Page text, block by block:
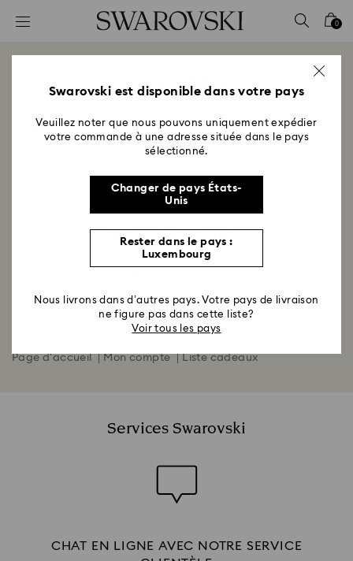
Accesskeys list
2 - Footer
0
Ma Wishlist
Envie d’avoir tous vos produits préférés à portée de
main ?
Inscription
Déjà membre ? Connexion
Page d'accueil Mon compte Liste cadeaux
Services Swarovski
CHAT EN LIGNE AVEC NOTRE SERVICE
Swarovski est disponible dans votre pays
Veuillez noter que nous pouvons uniquement expédier
votre commande à une adresse située dans le pays
sélectionné.
Changer de pays États-
Unis
Rester dans le pays :
Luxembourg
Nous livrons dans d’autres pays. Votre pays de livraison
ne figure pas dans cette liste?
Voir tous les pays